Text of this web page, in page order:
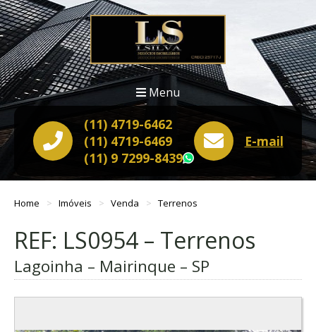
Menu
(11) 4719-6462
(11) 4719-6469
(11) 9 7299-8439
WhatsApp
E-mail
Home Imóveis Venda Terrenos
REF: LS0954 – Terrenos
Lagoinha – Mairinque – SP